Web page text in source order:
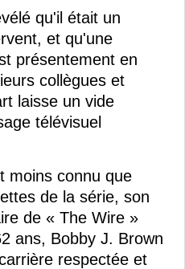
qu'il était un
et qu'une
présentement en
collègues et
laisse un vide
télévisuel
moins connu que
de la série, son
de « The Wire »
ans, Bobby J. Brown
respectée et